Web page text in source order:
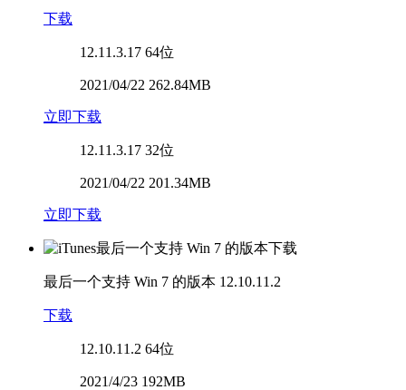
下载
12.11.3.17 64位
2021/04/22 262.84MB
立即下载
12.11.3.17 32位
2021/04/22 201.34MB
立即下载
最后一个支持 Win 7 的版本 12.10.11.2
下载
12.10.11.2 64位
2021/4/23 192MB